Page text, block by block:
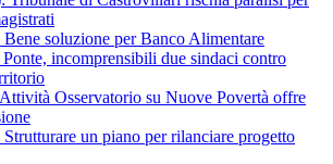
soluzione per Banco Alimentare
incomprensibili due sindaci contro
Osservatorio su Nuove Povertà offre
un piano per rilanciare progetto